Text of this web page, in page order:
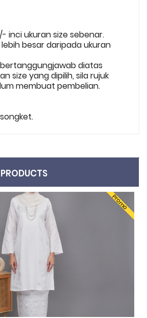
inci ukuran size sebenar.
lebih besar daripada ukuran
bertanggungjawab diatas
size yang dipilih, sila rujuk
membuat pembelian.
Promo